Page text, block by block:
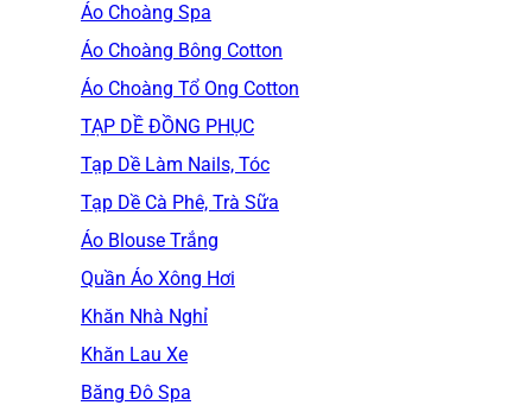
Áo Choàng Spa
Áo Choàng Bông Cotton
Áo Choàng Tổ Ong Cotton
TẠP DỀ ĐỒNG PHỤC
Tạp Dề Làm Nails, Tóc
Tạp Dề Cà Phê, Trà Sữa
Áo Blouse Trắng
Quần Áo Xông Hơi
Khăn Nhà Nghỉ
Khăn Lau Xe
Băng Đô Spa